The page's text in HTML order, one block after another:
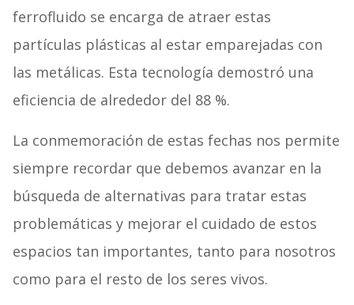
ferrofluido se encarga de atraer estas
partículas plásticas al estar emparejadas con
las metálicas. Esta tecnología demostró una
eficiencia de alrededor del 88 %.
La conmemoración de estas fechas nos permite
siempre recordar que debemos avanzar en la
búsqueda de alternativas para tratar estas
problemáticas y mejorar el cuidado de estos
espacios tan importantes, tanto para nosotros
como para el resto de los seres vivos.